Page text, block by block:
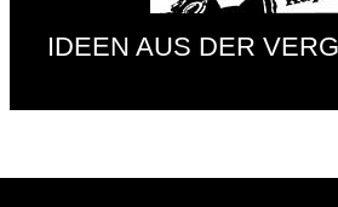
IDEEN AUS DER